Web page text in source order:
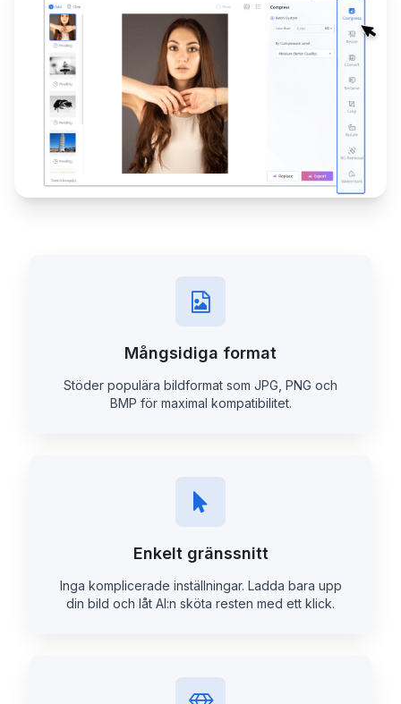
Mångsidiga format
Stöder populära bildformat som JPG, PNG och
BMP för maximal kompatibilitet.
Enkelt gränssnitt
Inga komplicerade inställningar. Ladda bara upp
din bild och låt AI:n sköta resten med ett klick.